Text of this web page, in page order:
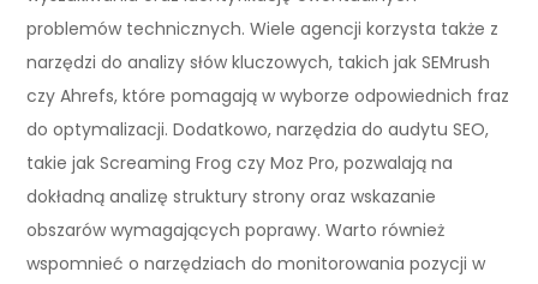
problemów technicznych. Wiele agencji korzysta także z
narzędzi do analizy słów kluczowych, takich jak SEMrush
czy Ahrefs, które pomagają w wyborze odpowiednich fraz
do optymalizacji. Dodatkowo, narzędzia do audytu SEO,
takie jak Screaming Frog czy Moz Pro, pozwalają na
dokładną analizę struktury strony oraz wskazanie
obszarów wymagających poprawy. Warto również
wspomnieć o narzędziach do monitorowania pozycji w